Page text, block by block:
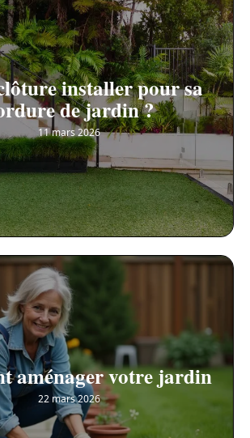
installer pour sa
de jardin ?
11 mars 2026
aménager votre jardin
22 mars 2026